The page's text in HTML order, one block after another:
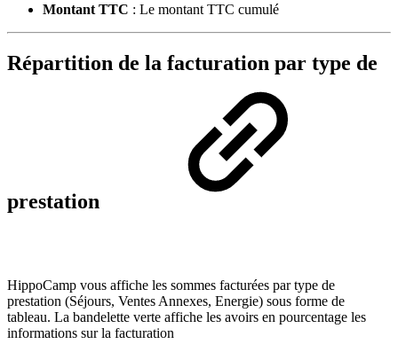
Montant TTC : Le montant TTC cumulé
Répartition de la facturation par type de
prestation
HippoCamp vous affiche les sommes facturées par type de
prestation (Séjours, Ventes Annexes, Energie) sous forme de
tableau. La bandelette verte affiche les avoirs en pourcentage les
informations sur la facturation